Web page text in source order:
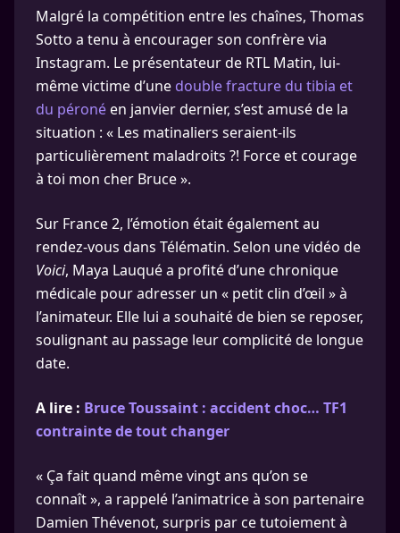
Malgré la compétition entre les chaînes, Thomas
Sotto a tenu à encourager son confrère via
Instagram. Le présentateur de RTL Matin, lui-
même victime d’une double fracture du tibia et
du péroné en janvier dernier, s’est amusé de la
situation : « Les matinaliers seraient-ils
particulièrement maladroits ?! Force et courage
à toi mon cher Bruce ».
Sur France 2, l’émotion était également au
rendez-vous dans Télématin. Selon une vidéo de
Voici, Maya Lauqué a profité d’une chronique
médicale pour adresser un « petit clin d’œil » à
l’animateur. Elle lui a souhaité de bien se reposer,
soulignant au passage leur complicité de longue
date.
A lire : Bruce Toussaint : accident choc… TF1
contrainte de tout changer
« Ça fait quand même vingt ans qu’on se
connaît », a rappelé l’animatrice à son partenaire
Damien Thévenot, surpris par ce tutoiement à